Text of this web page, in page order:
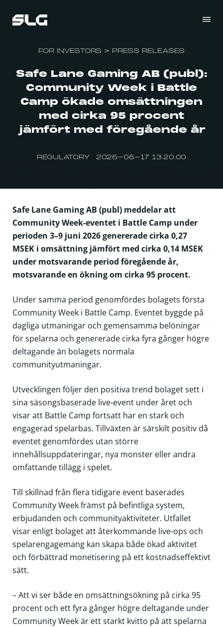
FOR INVESTORS > PRESS RELEASES
Safe Lane Gaming AB (publ):
Community Week i Battle
Camp ökade omsättningen
med cirka 95 procent
jämfört med föregående år
REGULATORY 2026-06-17 13:20:00
Safe Lane Gaming AB (publ) meddelar att
Community Week-eventet i Battle Camp under
perioden 3–9 juni 2026 genererade cirka 0,27
MSEK i omsättning jämfört med cirka 0,14 MSEK
under motsvarande period föregående år,
motsvarande en ökning om cirka 95 procent.
Under samma period genomfördes bolagets första
Community Week i Battle Camp. Eventet byggde på
dagliga utmaningar och gemensamma belöningar
för spelarna och genererade cirka fyra gånger högre
deltagande än bolagets normala
communityutmaningar.
Utvecklingen följer den positiva trend bolaget sett i
sina säsongsbaserade live-event under året och
visar att Battle Camp fortsatt har en stark och
engagerad spelarbas. Tillväxten är särskilt positiv då
eventet genomfördes utan större
innehållsuppdateringar, nya monster eller andra
omfattande tillägg i spelet.
Till skillnad från flera tidigare event baserades
Community Week främst på befintliga system,
erbjudanden och communityaktiviteter. Utfallet
visar enligt bolaget att återkommande live-ops och
spelarengagemang kan skapa både ökad aktivitet
och förbättrad monetisering på ett kostnadseffektivt
sätt.
– Att vi ser både en omsättningsökning på cirka 95
procent och ett fyra gånger högre deltagande under
Community Week är ett starkt kvitto på att spelarna